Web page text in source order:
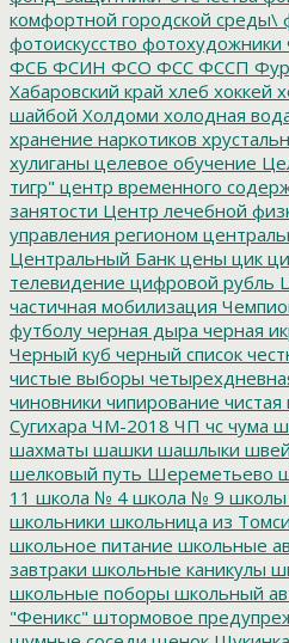
комфортной городской среды\
фотоискусство фотохудожники
ФСБ ФСИН ФСО ФСС ФССП
Хабаровский край хлеб хоккей
шайбой Холдоми холодная
хранение наркотиков
хулиганы целевое обучение
тигр" центр временного
занятости Центр лечебной
управления регионом
Центральный Банк цены цик
телевидение цифровой рубль
частичная мобилизация
футболу черная дыра черная
Черный куб черный список
чистые выборы
чиновники чипирование чистая
Сугихара ЧМ-2018 ЧП чс чума
шахматы шашки шашлыки
шелковый путь Шереметьево
11 школа № 4 школа № 9 школы
школьники школьница из
школьное питание школьные
завтраки школьные каникулы
школьные поборы школьный
"Феникс" штормовое